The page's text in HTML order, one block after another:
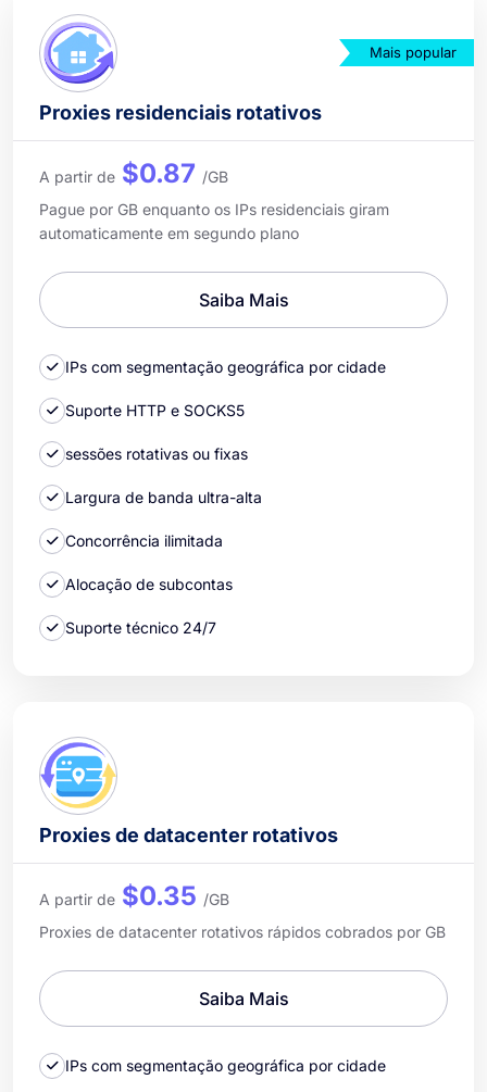
Mais popular
Proxies residenciais rotativos
A partir de $0.87 /GB
Pague por GB enquanto os IPs residenciais giram
automaticamente em segundo plano
Saiba Mais
IPs com segmentação geográfica por cidade
Suporte HTTP e SOCKS5
sessões rotativas ou fixas
Largura de banda ultra-alta
Concorrência ilimitada
Alocação de subcontas
Suporte técnico 24/7
Proxies de datacenter rotativos
A partir de $0.35 /GB
Proxies de datacenter rotativos rápidos cobrados por GB
Saiba Mais
IPs com segmentação geográfica por cidade